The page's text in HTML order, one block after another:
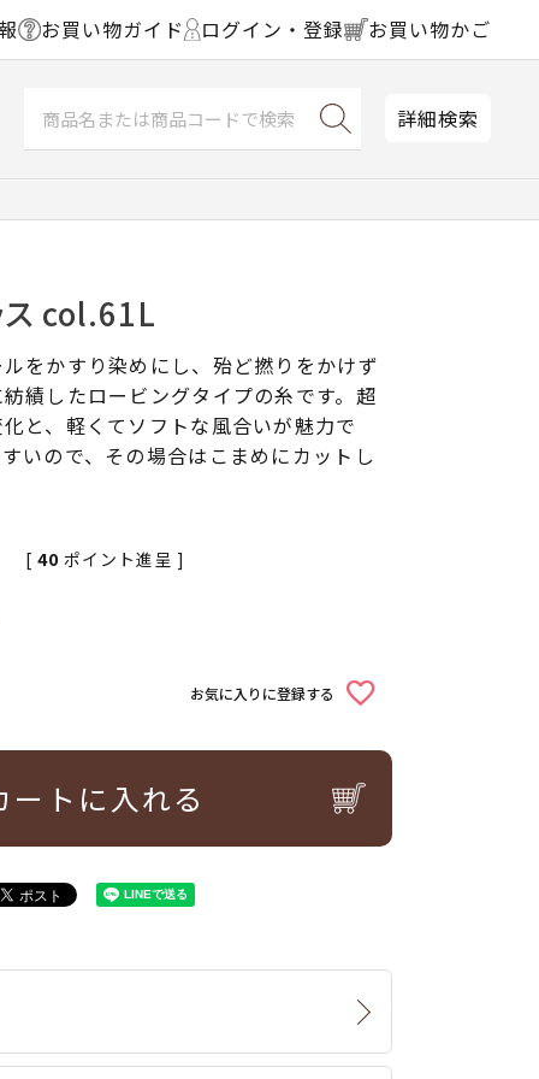
お買い物ガイド ログイン・登録 お買い物かご
詳細検索
ス col.61L
をかすり染めにし、殆ど撚りをかけず
績したロービングタイプの糸です。超
と、軽くてソフトな風合いが魅力で
いので、その場合はこまめにカットし
[ 40 ポイント進呈 ]
お気に入りに登録する
ートに入れる